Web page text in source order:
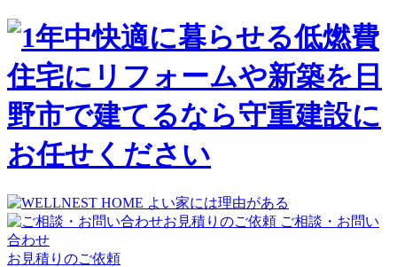
ご相談・お問い
合わせ
お見積りのご依頼